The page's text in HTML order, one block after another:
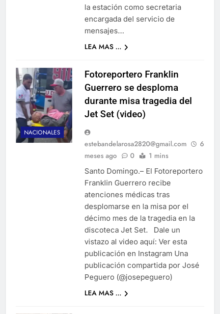
la estación como secretaria
encargada del servicio de
mensajes…
LEA MAS ...
NACIONALES
Fotoreportero Franklin
Guerrero se desploma
durante misa tragedia del
Jet Set (video)
estebandelarosa2820@gmail.com
6
meses ago
0 1 mins
Santo Domingo.– El Fotoreportero
Franklin Guerrero recibe
atenciones médicas tras
desplomarse en la misa por el
décimo mes de la tragedia en la
discoteca Jet Set. Dale un
vistazo al video aquí: Ver esta
publicación en Instagram Una
publicación compartida por José
Peguero (@josepeguero)
LEA MAS ...